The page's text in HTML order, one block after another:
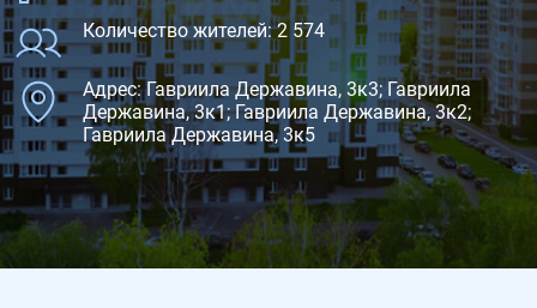
Количество жителей: 2 574
Адрес: Гавриила Державина, 3к3; Гавриила
Державина, 3к1; Гавриила Державина, 3к2;
Гавриила Державина, 3к5